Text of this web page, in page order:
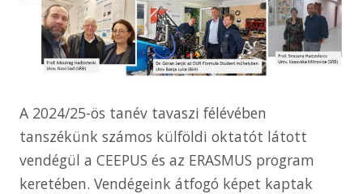
A 2024/25-ös tanév tavaszi félévében
tanszékünk számos külföldi oktatót látott
vendégül a CEEPUS és az ERASMUS program
keretében. Vendégeink átfogó képet kaptak